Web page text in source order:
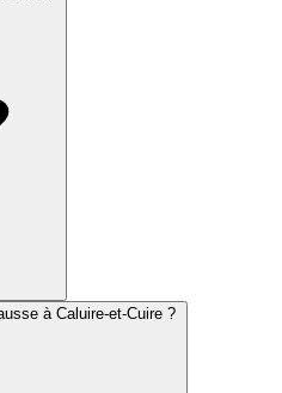
à Caluire-et-Cuire ?